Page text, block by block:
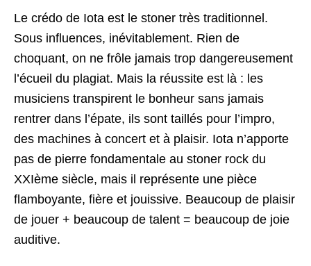
Le crédo de Iota est le stoner très traditionnel.
Sous influences, inévitablement. Rien de
choquant, on ne frôle jamais trop dangereusement
l’écueil du plagiat. Mais la réussite est là : les
musiciens transpirent le bonheur sans jamais
rentrer dans l’épate, ils sont taillés pour l’impro,
des machines à concert et à plaisir. Iota n’apporte
pas de pierre fondamentale au stoner rock du
XXIème siècle, mais il représente une pièce
flamboyante, fière et jouissive. Beaucoup de plaisir
de jouer + beaucoup de talent = beaucoup de joie
auditive.